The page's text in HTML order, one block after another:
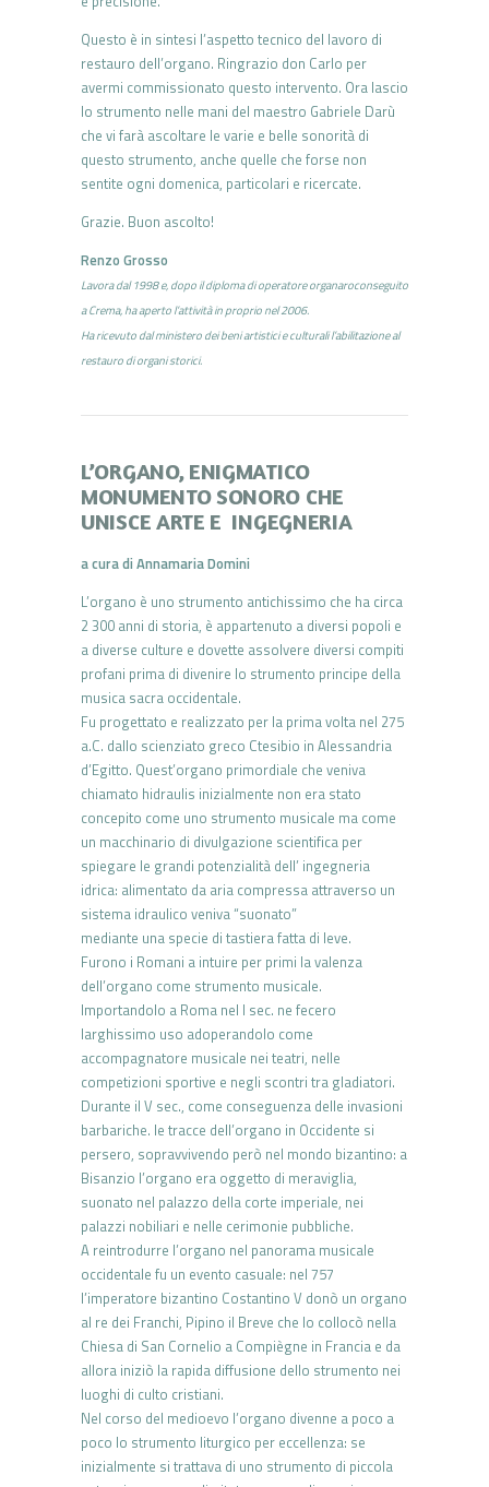
Questo è in sintesi l’aspetto tecnico del lavoro di
restauro dell’organo. Ringrazio don Carlo per
avermi commissionato questo intervento. Ora lascio
lo strumento nelle mani del maestro Gabriele Darù
che vi farà ascoltare le varie e belle sonorità di
questo strumento, anche quelle che forse non
sentite ogni domenica, particolari e ricercate.
Grazie. Buon ascolto!
Renzo Grosso
Lavora dal 1998 e, dopo il diploma di operatore organaroconseguito
a Crema, ha aperto l’attività in proprio nel 2006.
Ha ricevuto dal ministero dei beni artistici e culturali l’abilitazione al
restauro di organi storici.
L’ORGANO, ENIGMATICO
MONUMENTO SONORO CHE
UNISCE ARTE E INGEGNERIA
a cura di Annamaria Domini
L’organo è uno strumento antichissimo che ha circa
2 300 anni di storia, è appartenuto a diversi popoli e
a diverse culture e dovette assolvere diversi compiti
profani prima di divenire lo strumento principe della
musica sacra occidentale.
Fu progettato e realizzato per la prima volta nel 275
a.C. dallo scienziato greco Ctesibio in Alessandria
d’Egitto. Quest’organo primordiale che veniva
chiamato hidraulis inizialmente non era stato
concepito come uno strumento musicale ma come
un macchinario di divulgazione scientifica per
spiegare le grandi potenzialità dell’ ingegneria
idrica: alimentato da aria compressa attraverso un
sistema idraulico veniva “suonato”
mediante una specie di tastiera fatta di leve.
Furono i Romani a intuire per primi la valenza
dell’organo come strumento musicale.
Importandolo a Roma nel I sec. ne fecero
larghissimo uso adoperandolo come
accompagnatore musicale nei teatri, nelle
competizioni sportive e negli scontri tra gladiatori.
Durante il V sec., come conseguenza delle invasioni
barbariche. le tracce dell’organo in Occidente si
persero, sopravvivendo però nel mondo bizantino: a
Bisanzio l’organo era oggetto di meraviglia,
suonato nel palazzo della corte imperiale, nei
palazzi nobiliari e nelle cerimonie pubbliche.
A reintrodurre l’organo nel panorama musicale
occidentale fu un evento casuale: nel 757
l’imperatore bizantino Costantino V donò un organo
al re dei Franchi, Pipino il Breve che lo collocò nella
Chiesa di San Cornelio a Compiègne in Francia e da
allora iniziò la rapida diffusione dello strumento nei
luoghi di culto cristiani.
Nel corso del medioevo l’organo divenne a poco a
poco lo strumento liturgico per eccellenza: se
inizialmente si trattava di uno strumento di piccola